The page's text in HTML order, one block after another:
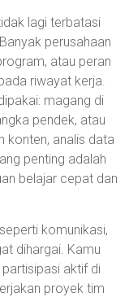
lagi terbatasi
perusahaan
atau peran
riwayat kerja.
magang di
pendek, atau
konten, analis data
penting adalah
belajar cepat dan
komunikasi,
dihargai. Kamu
aktif di
proyek tim